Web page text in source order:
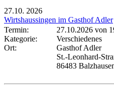
27.10. 2026
Wirtshaussingen im Gasthof Adler
Termin:
27.10.2026 von
Kategorie:
Verschiedenes
Ort:
Gasthof Adler
St.-Leonhard-
86483